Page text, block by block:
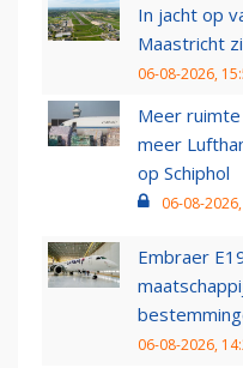
In jacht op
Maastricht
06-08-2026,
Meer
meer
op Schiphol
06-08-
Embraer
06-08-2026,